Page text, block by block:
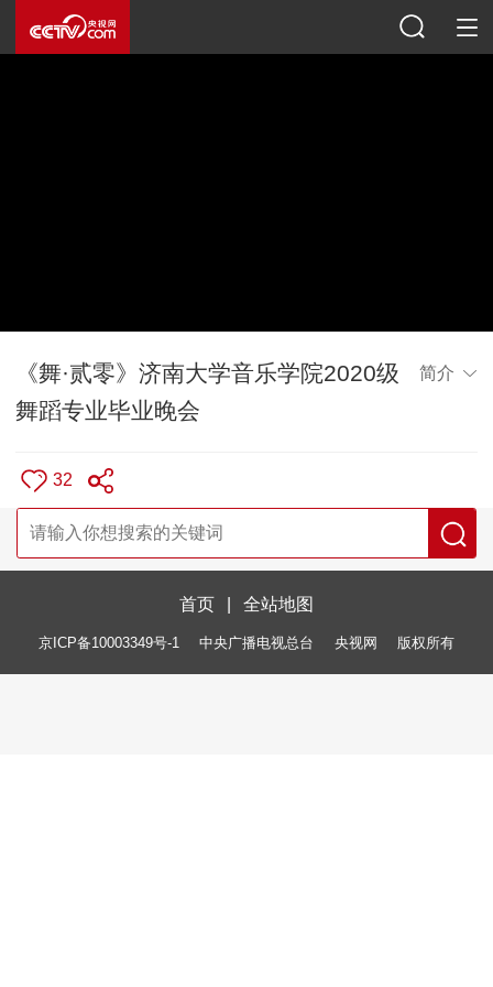
《舞·贰零》济南大学音乐学院2020级
舞蹈专业毕业晚会
简介
32
首页 全站地图
京ICP备10003349号-1 中央广播电视总台 央视网 版权所有